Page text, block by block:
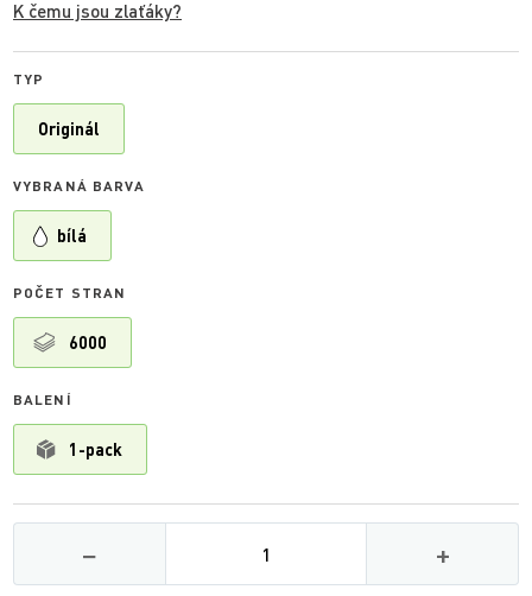
K čemu jsou zlaťáky?
TYP
Originál
VYBRANÁ BARVA
bílá
POČET STRAN
6000
BALENÍ
1-pack
−
Množství
+